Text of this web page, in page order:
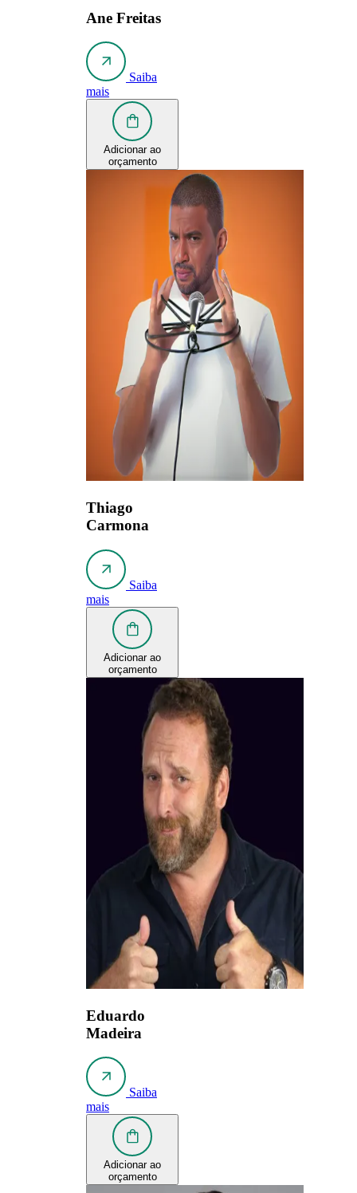
Ane Freitas
Saiba
mais
Adicionar ao
orçamento
Thiago
Carmona
Saiba
mais
Adicionar ao
orçamento
Eduardo
Madeira
Saiba
mais
Adicionar ao
orçamento